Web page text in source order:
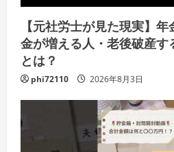
【元社労士が見た現実】
金が増える人・老後破産
とは？
phi72110 2026年8月3日